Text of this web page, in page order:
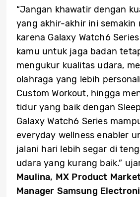
“Jangan khawatir dengan
yang akhir-akhir ini semakin
karena Galaxy Watch6
kamu untuk jaga badan
mengukur kualitas udara,
olahraga yang lebih
Custom Workout, hingga
tidur yang baik dengan
Galaxy Watch6 Series
everyday wellness enabler
jalani hari lebih segar di
udara yang kurang baik.”
Maulina, MX Product
Manager Samsung